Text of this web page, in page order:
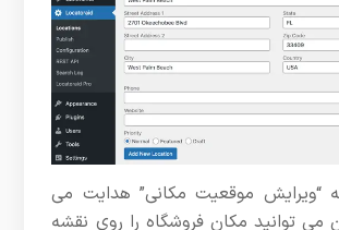
“ویرایش موقعیت مکانی” هدایت می
می توانید مکان فروشگاه را روی نقشه